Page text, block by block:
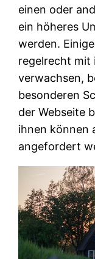
einen oder
ein höheres
werden.
regelrecht mit
verwachsen,
besonderen
der Webseite
ihnen können
angefordert